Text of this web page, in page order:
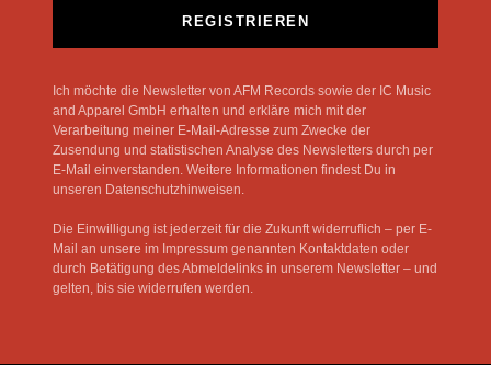
REGISTRIEREN
Ich möchte die Newsletter von AFM Records sowie der IC Music
and Apparel GmbH erhalten und erkläre mich mit der
Verarbeitung meiner E-Mail-Adresse zum Zwecke der
Zusendung und statistischen Analyse des Newsletters durch per
E-Mail einverstanden. Weitere Informationen findest Du in
unseren Datenschutzhinweisen.
Die Einwilligung ist jederzeit für die Zukunft widerruflich – per E-
Mail an unsere im Impressum genannten Kontaktdaten oder
durch Betätigung des Abmeldelinks in unserem Newsletter – und
gelten, bis sie widerrufen werden.